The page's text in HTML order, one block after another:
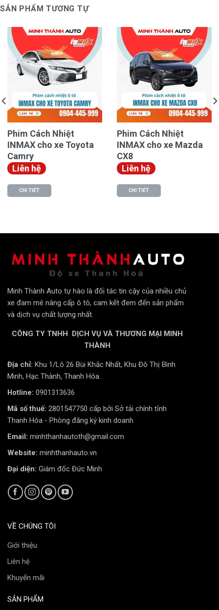
Công nghệ Nano Ceramic
dụng công nghệ Nano Ceramic hiện đại. Hạt nano nhỏ
Khả năng loại bỏ năng lượng mặt trời:
Phim cách nhiệt InMAX được đánh giá hiệu quả lên
đến 99% trong việc cản nhiệt từ ngoài vào và hạn chế
tỏa nhiệt từ trong ra, ngăn chặn tia UV gây hại cho da
và mắt, bảo vệ nội thất không bị phai màu, hư hỏng.
Tỷ lệ xuyên sáng tối đa
quan sát cho chủ xe khi điều khiển phương tiện.
Không chứa kim loại
Công nghệ Nano Ceramic không chứa kim loại, giúp
phim InMAX không cản trở sóng điện thoại, không gây
nhiễu tín hiệu điện tử như GPS, radio, kết nối 3G, wifi.
InMAX cung cấp chế độ bảo hành 12 năm, giúp người
dùng yên tâm sử dụng phim cách nhiệt. Lắp đặt phim
InMAX trên toàn quốc, đảm bảo đúng quy trình dán
chuyên môn cao.
Phim cách nhiệt InMAX không chỉ giúp bảo vệ xe mà
còn mang lại sự thoải mái và an toàn cho người sử
quyết định sáng suốt, giúp bạn tận hưởng những
SẢN PHẨM TƯƠNG TỰ
Phim Cách Nhiệt
INMAX cho xe Toyota
Camry
Liên hệ
CHI TIẾT
Phim Cách Nhiệt
INMAX cho xe Mazda
CX8
Liên hệ
CHI TIẾT
Minh Thành Auto tự hào là đối tác tin cậy của nhiều chủ
xe đam mê nâng cấp ô tô, cam kết đem đến sản phẩm
và dịch vụ chất lượng nhất.
CÔNG TY TNHH DỊCH VỤ VÀ THƯƠNG MẠI MINH
THÀNH
Địa chỉ: Khu 1/Lô 26 Bùi Khắc Nhất, Khu Đô Thị Bình
Minh, Hạc Thành, Thanh Hóa.
Hotline: 0901313636
Mã số thuế: 2801547750 cấp bởi Sở tải chính tỉnh
Thanh Hóa - Phòng đăng ký kinh doanh
Email: minhthanhautoth@gmail.com
Website: minhthanhauto.vn
Đại diện: Giám đốc Đức Minh
VỀ CHÚNG TÔI
Giới thiệu
Liên hệ
Khuyến mãi
SẢN PHẨM